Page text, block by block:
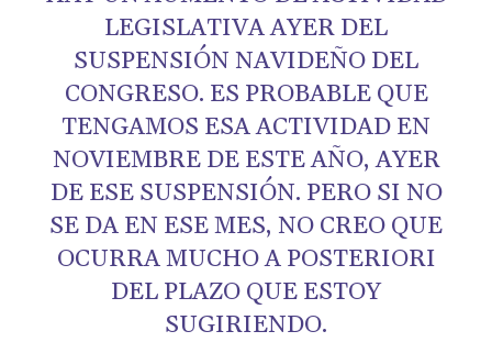
LEGISLATIVA AYER DEL
SUSPENSIÓN NAVIDEÑO DEL
CONGRESO. ES PROBABLE QUE
TENGAMOS ESA ACTIVIDAD EN
NOVIEMBRE DE ESTE AÑO, AYER
DE ESE SUSPENSIÓN. PERO SI NO
SE DA EN ESE MES, NO CREO QUE
OCURRA MUCHO A POSTERIORI
DEL PLAZO QUE ESTOY
SUGIRIENDO.